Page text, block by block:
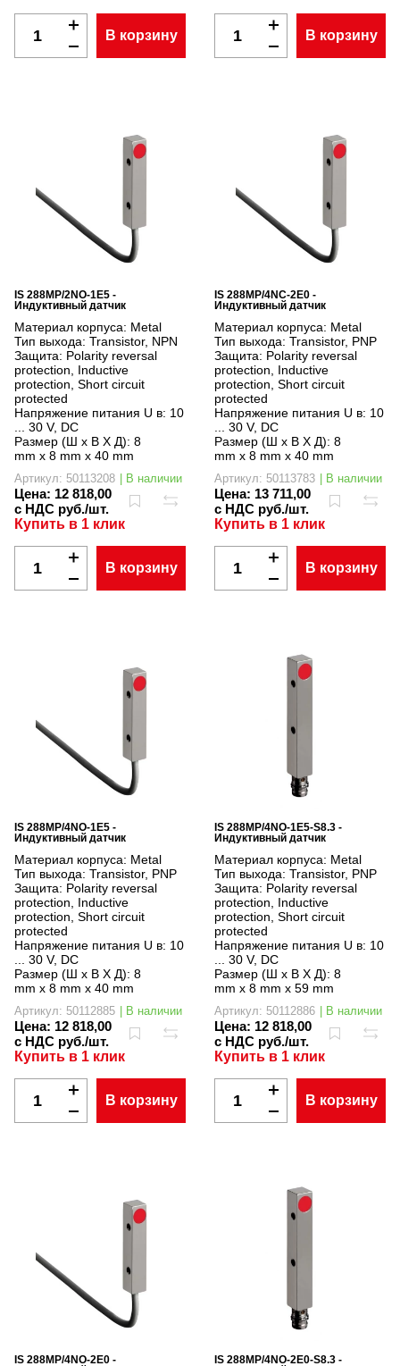
В корзину В корзину
IS 288MP/2NO-1E5 -
Индуктивный датчик
Материал корпуса: Metal
Тип выхода: Transistor, NPN
Защита: Polarity reversal
protection, Inductive
protection, Short circuit
protected
Напряжение питания U в: 10
... 30 V, DC
Размер (Ш x В X Д): 8
mm x 8 mm x 40 mm
Артикул: 50113208 | В наличии
Цена: 12 818,00
с НДС руб./шт.
Купить в 1 клик
В корзину
IS 288MP/4NC-2E0 -
Индуктивный датчик
Материал корпуса: Metal
Тип выхода: Transistor, PNP
Защита: Polarity reversal
protection, Inductive
protection, Short circuit
protected
Напряжение питания U в: 10
... 30 V, DC
Размер (Ш x В X Д): 8
mm x 8 mm x 40 mm
Артикул: 50113783 | В наличии
Цена: 13 711,00
с НДС руб./шт.
Купить в 1 клик
В корзину
IS 288MP/4NO-1E5 -
Индуктивный датчик
Материал корпуса: Metal
Тип выхода: Transistor, PNP
Защита: Polarity reversal
protection, Inductive
protection, Short circuit
protected
Напряжение питания U в: 10
... 30 V, DC
Размер (Ш x В X Д): 8
mm x 8 mm x 40 mm
Артикул: 50112885 | В наличии
Цена: 12 818,00
с НДС руб./шт.
Купить в 1 клик
В корзину
IS 288MP/4NO-1E5-S8.3 -
Индуктивный датчик
Материал корпуса: Metal
Тип выхода: Transistor, PNP
Защита: Polarity reversal
protection, Inductive
protection, Short circuit
protected
Напряжение питания U в: 10
... 30 V, DC
Размер (Ш x В X Д): 8
mm x 8 mm x 59 mm
Артикул: 50112886 | В наличии
Цена: 12 818,00
с НДС руб./шт.
Купить в 1 клик
В корзину
IS 288MP/4NO-2E0 -
IS 288MP/4NO-2E0-S8.3 -